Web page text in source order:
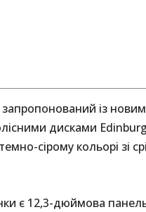
із
дисками
сірому кольорі зі
є 12,3-дюймова